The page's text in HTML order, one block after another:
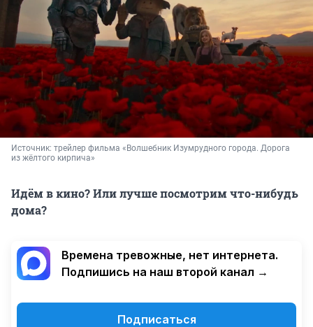
Источник: трейлер фильма «Волшебник Изумрудного города. Дорога
из жёлтого кирпича»
Идём в кино? Или лучше посмотрим что-нибудь
дома?
Времена тревожные, нет интернета.
Подпишись на наш второй канал →
Подписаться